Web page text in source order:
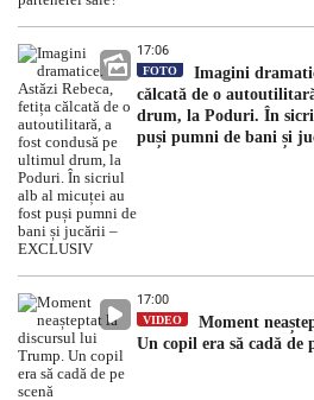
17:06
FOTO
Imagini
călcată de o
drum, la Poduri. În
puși pumni de bani și
17:00
VIDEO
Moment
Un copil era să cadă de